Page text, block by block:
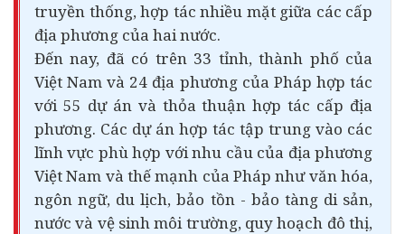
truyền thống, hợp tác nhiều mặt giữa các cấp
địa phương của hai nước.
Đến nay, đã có trên 33 tỉnh, thành phố của
Việt Nam và 24 địa phương của Pháp hợp tác
với 55 dự án và thỏa thuận hợp tác cấp địa
phương. Các dự án hợp tác tập trung vào các
lĩnh vực phù hợp với nhu cầu của địa phương
Việt Nam và thế mạnh của Pháp như văn hóa,
ngôn ngữ, du lịch, bảo tồn - bảo tàng di sản,
nước và vệ sinh môi trường, quy hoạch đô thị,